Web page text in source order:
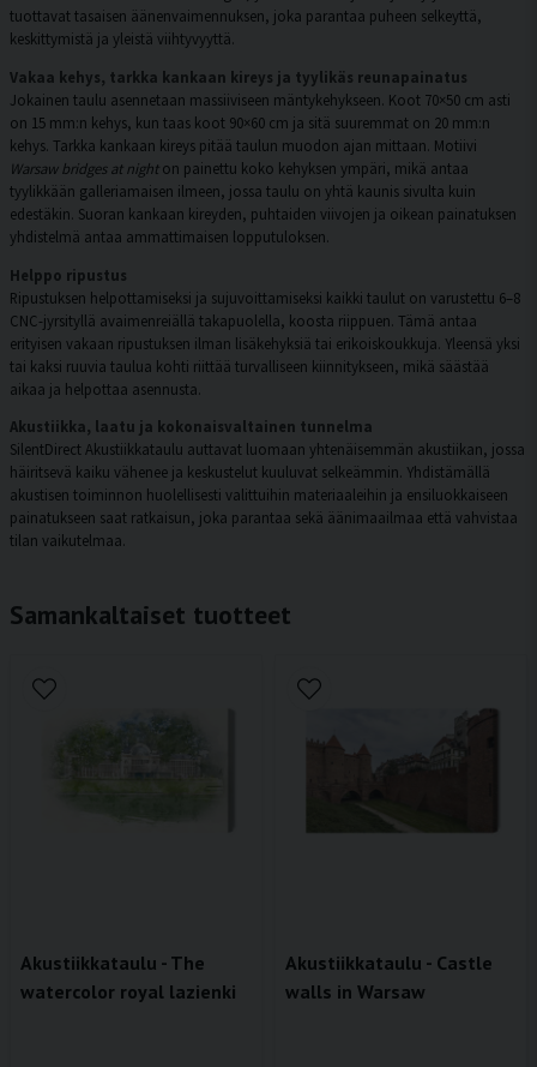
tuottavat tasaisen äänenvaimennuksen, joka parantaa puheen selkeyttä,
keskittymistä ja yleistä viihtyvyyttä.
Vakaa kehys, tarkka kankaan kireys ja tyylikäs reunapainatus
Jokainen taulu asennetaan massiiviseen mäntykehykseen. Koot 70×50 cm asti
on 15 mm:n kehys, kun taas koot 90×60 cm ja sitä suuremmat on 20 mm:n
kehys. Tarkka kankaan kireys pitää taulun muodon ajan mittaan. Motiivi
Warsaw bridges at nighton painettu koko kehyksen ympäri, mikä antaa
tyylikkään galleriamaisen ilmeen, jossa taulu on yhtä kaunis sivulta kuin
edestäkin. Suoran kankaan kireyden, puhtaiden viivojen ja oikean painatuksen
yhdistelmä antaa ammattimaisen lopputuloksen.
Helppo ripustus
Ripustuksen helpottamiseksi ja sujuvoittamiseksi kaikki taulut on varustettu 6–8
CNC-jyrsityllä avaimenreiällä takapuolella, koosta riippuen. Tämä antaa
erityisen vakaan ripustuksen ilman lisäkehyksiä tai erikoiskoukkuja. Yleensä yksi
tai kaksi ruuvia taulua kohti riittää turvalliseen kiinnitykseen, mikä säästää
aikaa ja helpottaa asennusta.
Akustiikka, laatu ja kokonaisvaltainen tunnelma
SilentDirect Akustiikkataulu auttavat luomaan yhtenäisemmän akustiikan, jossa
häiritsevä kaiku vähenee ja keskustelut kuuluvat selkeämmin. Yhdistämällä
akustisen toiminnon huolellisesti valittuihin materiaaleihin ja ensiluokkaiseen
painatukseen saat ratkaisun, joka parantaa sekä äänimaailmaa että vahvistaa
tilan vaikutelmaa.
Samankaltaiset tuotteet
Akustiikkataulu - The
watercolor royal lazienki
Akustiikkataulu - Castle
walls in Warsaw